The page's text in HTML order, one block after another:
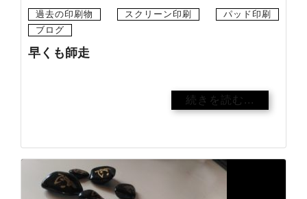
過去の印刷物 スクリーン印刷
パッド印刷
ブログ
早くも師走
続きを読む...